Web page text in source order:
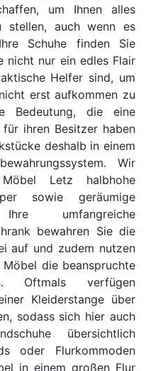
um Ihnen alles
stellen, auch wenn es
Schuhe finden Sie
nicht nur ein edles Flair
Helfer sind, um
erst aufkommen zu
Bedeutung, die eine
für ihren Besitzer haben
deshalb in einem
Wir
Letz halbhohe
sowie geräumige
umfangreiche
bewahren Sie die
auf und zudem nutzen
die beanspruchte
Oftmals verfügen
Kleiderstange über
sodass sich hier auch
übersichtlich
oder Flurkommoden
in einem großen Flur